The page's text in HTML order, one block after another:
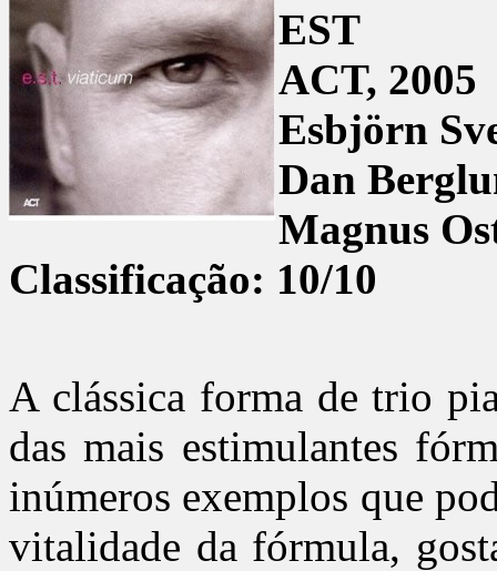
EST
ACT, 2005
Esbjörn
Dan
Magnus
Classificação: 10/10
A clássica forma de trio
das mais estimulantes
inúmeros exemplos que
vitalidade da fórmula,